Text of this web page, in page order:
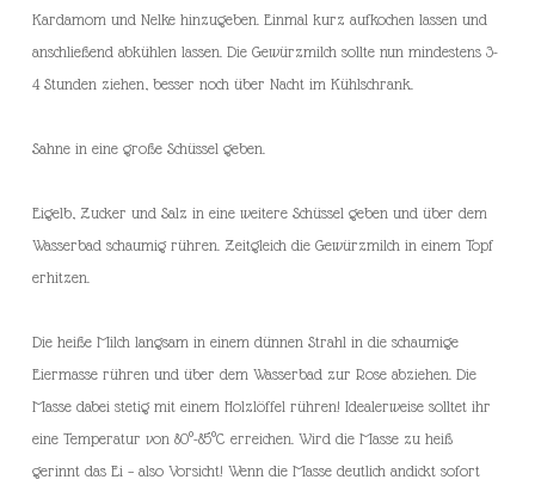
Kardamom und Nelke hinzugeben. Einmal kurz aufkochen lassen und
anschließend abkühlen lassen. Die Gewürzmilch sollte nun mindestens 3-
4 Stunden ziehen, besser noch über Nacht im Kühlschrank.
Sahne in eine große Schüssel geben.
Eigelb, Zucker und Salz in eine weitere Schüssel geben und über dem
Wasserbad schaumig rühren. Zeitgleich die Gewürzmilch in einem Topf
erhitzen.
Die heiße Milch langsam in einem dünnen Strahl in die schaumige
Eiermasse rühren und über dem Wasserbad zur Rose abziehen. Die
Masse dabei stetig mit einem Holzlöffel rühren! Idealerweise solltet ihr
eine Temperatur von 80°-85°C erreichen. Wird die Masse zu heiß
gerinnt das Ei – also Vorsicht! Wenn die Masse deutlich andickt sofort